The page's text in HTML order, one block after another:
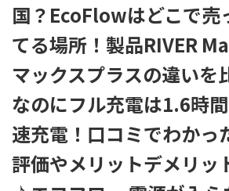
国？EcoFlowはどこで売
てる場所！製品RIVER
マックスプラスの違いを
なのにフル充電は1.6時
速充電！口コミでわかっ
評価やメリットデメリッ